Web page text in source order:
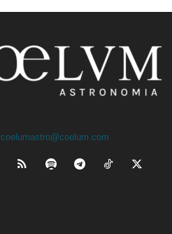
coelumastro@coelum.com